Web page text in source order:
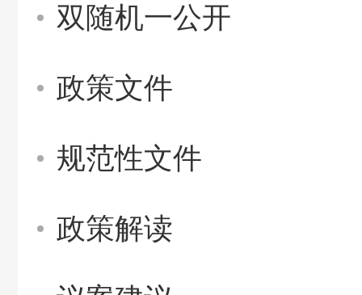
双随机一公开
政策文件
规范性文件
政策解读